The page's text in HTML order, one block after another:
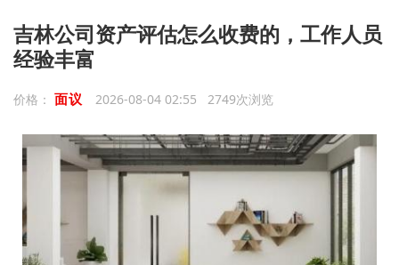
吉林公司资产评估怎么收费的，工作人员
经验丰富
价格： 面议 2026-08-04 02:55 2749次浏览